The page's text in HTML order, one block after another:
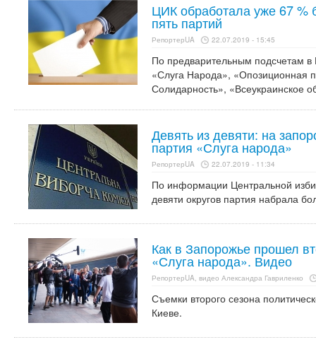
ЦИК обработала уже 67 %
пять партий
РепортерUA 22.07.2019 - 15:45
По предварительным подсчетам
«Слуга Народа», «Опозиционная
Солидарность», «Всеукраинское
Девять из девяти: на
партия «Слуга народа»
РепортерUA 22.07.2019 - 11:34
По информации Центральной
девяти округов партия набрала
Как в Запорожье прошел
«Слуга народа». Видео
РепортерUA, видео Александра Гавриленко
Съемки второго сезона
Киеве.